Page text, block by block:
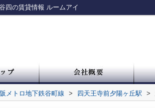
四の賃貸情報 ルームアイ
メトロ地下鉄谷町線 > 四天王寺前夕陽ヶ丘駅 >